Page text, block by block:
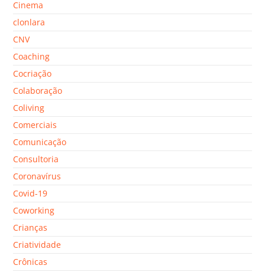
Cinema
clonlara
CNV
Coaching
Cocriação
Colaboração
Coliving
Comerciais
Comunicação
Consultoria
Coronavírus
Covid-19
Coworking
Crianças
Criatividade
Crônicas